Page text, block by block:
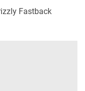
Fastback